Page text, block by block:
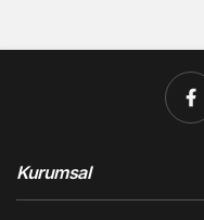
Kurumsal